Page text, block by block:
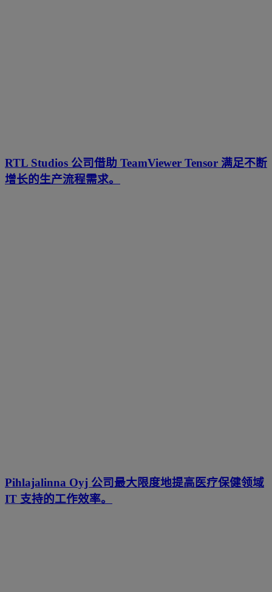
RTL Studios 公司借助 TeamViewer Tensor 满足不断
增长的生产流程需求。
Pihlajalinna Oyj 公司最大限度地提高医疗保健领域
IT 支持的工作效率。